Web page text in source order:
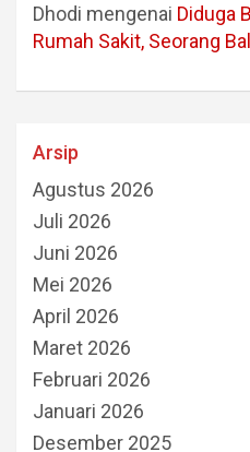
Dhodi mengenai Diduga
Rumah Sakit, Seorang
Arsip
Agustus 2026
Juli 2026
Juni 2026
Mei 2026
April 2026
Maret 2026
Februari 2026
Januari 2026
Desember 2025